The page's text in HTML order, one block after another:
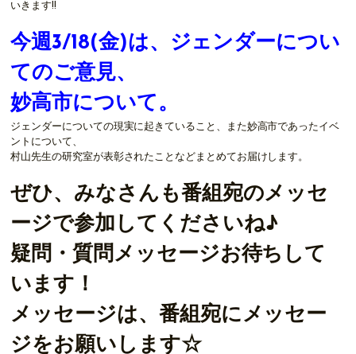
いきます!!
今週3/18(金)は、ジェンダーについ
てのご意見、
妙高市について。
ジェンダーについての現実に起きていること、また妙高市であったイベ
ントについて、
村山先生の研究室が表彰されたことなどまとめてお届けします。
ぜひ、みなさんも番組宛のメッセ
ージで参加してくださいね♪
疑問・質問メッセージお待ちして
います！
メッセージは、番組宛にメッセー
ジをお願いします☆